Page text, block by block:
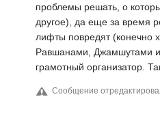
проблемы решать, о
другое), да еще за время
лифты повредят (конечно
Равшанами, Джамшутами и
грамотный организатор.
Сообщение